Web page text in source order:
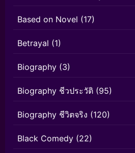
Based on Novel (17)
Betrayal (1)
Biography (3)
Biography ชีวประวัติ (95)
Biography ชีวิตจริง (120)
Black Comedy (22)